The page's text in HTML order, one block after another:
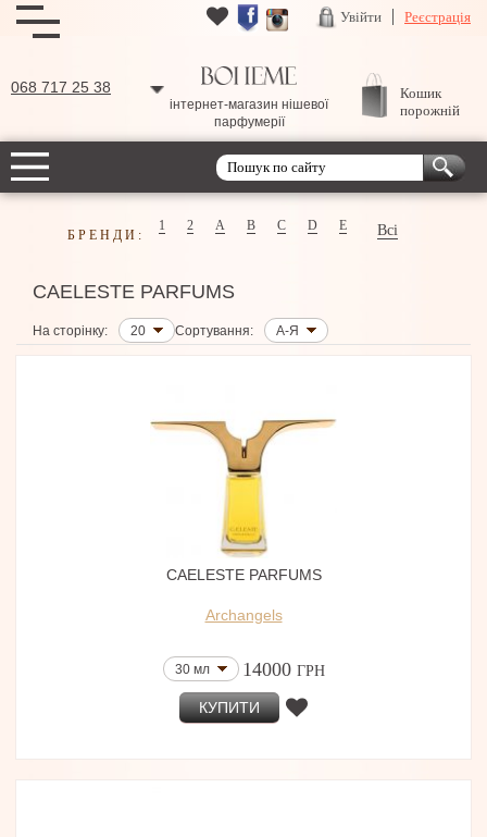
Увійти Реєстрація
068 717 25 38
інтернет-магазин нішевої
парфумерії
Кошик
порожній
БРЕНДИ:
1 2 A B C D E Всі
CAELESTE PARFUMS
На сторінку: 20 Сортування: А-Я
CAELESTE PARFUMS
Archangels
30 мл 14000 ГРН
КУПИТИ